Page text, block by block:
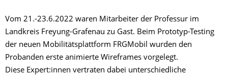
Vom 21.-23.6.2022 waren Mitarbeiter der Professur im
Landkreis Freyung-Grafenau zu Gast. Beim Prototyp-Testing
der neuen Mobilitätsplattform FRGMobil wurden den
Probanden erste animierte Wireframes vorgelegt.
Diese Expert:innen vertraten dabei unterschiedliche